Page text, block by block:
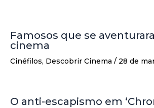
Famosos que se
cinema
Cinéfilos, Descobrir Cinema / 28 de
O anti-escapismo em